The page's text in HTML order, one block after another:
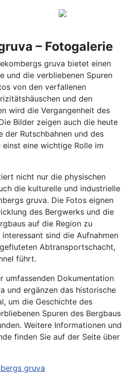
– Fotogalerie
gruva bietet einen
und die verbliebenen Spuren
von den verfallenen
und den
wird die Vergangenheit des
Bilder zeigen auch die heute
der Rutschbahnen und des
einst eine wichtige Rolle im
nicht nur die physischen
die kulturelle und industrielle
gruva. Die Fotos eignen
des Bergwerks und die
auf die Region zu
sind die Aufnahmen
Abtransportschacht,
führt.
umfassenden Dokumentation
und ergänzen das historische
um die Geschichte des
Spuren des Bergbaus
Weitere Informationen und
finden Sie auf der Seite über
gruva